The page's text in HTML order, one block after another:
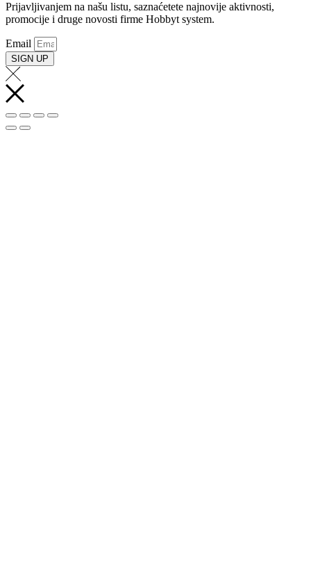
Prijavljivanjem na našu listu, saznaćetete najnovije aktivnosti,
promocije i druge novosti firme Hobbyt system.
Email
SIGN UP